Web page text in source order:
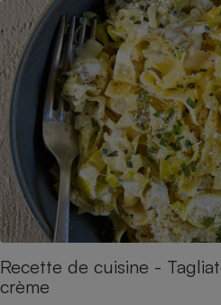
Recette de cuisine -
crème